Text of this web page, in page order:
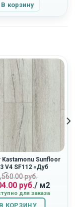
В корзину
Kastamonu Sunfloor
V4 SF112 «Дуб
Ривьера»
руб.
цена
составляла
руб.
Текущая
цена:
1,404.00
/ м2
для заказа
В КОРЗИНУ